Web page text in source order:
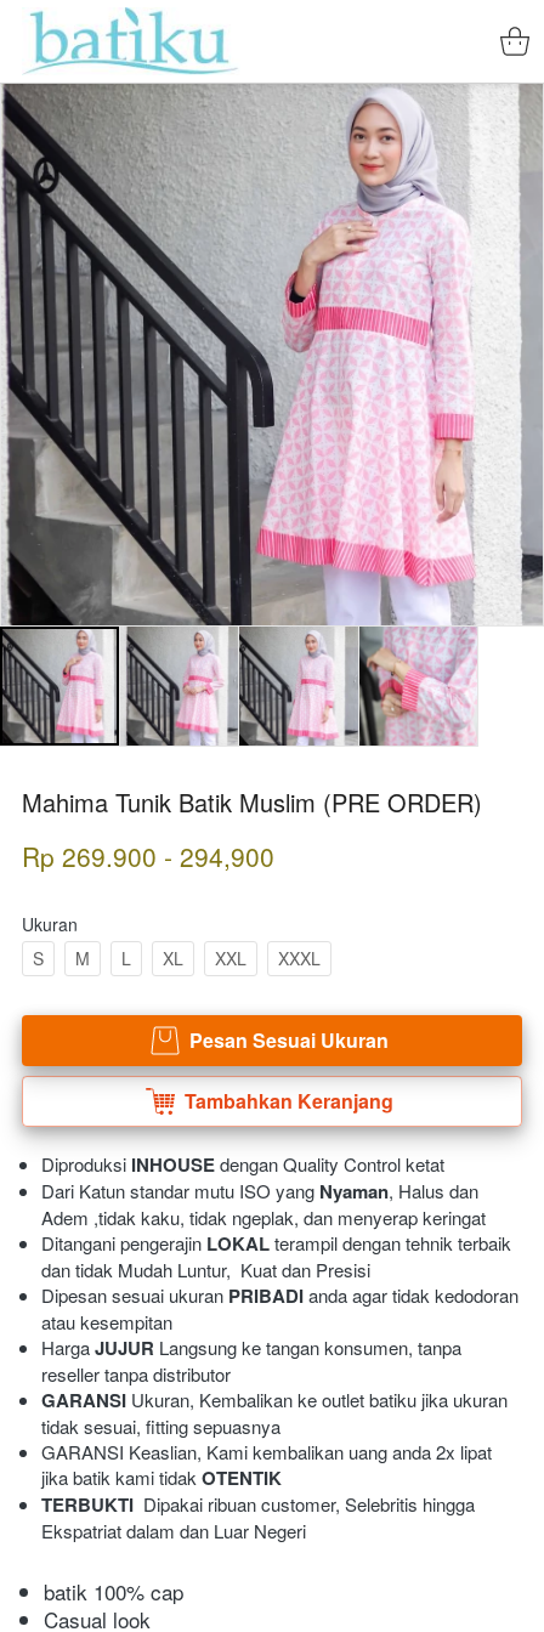
Mahima Tunik Batik Muslim (PRE ORDER)
Rp 269.900 - 294,900
Ukuran
S
M L XL XXL XXXL
` Pesan Sesuai Ukuran
` Tambahkan Keranjang
Diproduksi INHOUSE dengan Quality Control ketat
Dari Katun standar mutu ISO yang Nyaman, Halus dan
Adem ,tidak kaku, tidak ngeplak, dan menyerap keringat
Ditangani pengerajin LOKAL terampil dengan tehnik terbaik
dan tidak Mudah Luntur,  Kuat dan Presisi
Dipesan sesuai ukuran PRIBADI anda agar tidak kedodoran
atau kesempitan
Harga JUJUR Langsung ke tangan konsumen, tanpa
reseller tanpa distributor
GARANSI Ukuran, Kembalikan ke outlet batiku jika ukuran
tidak sesuai, fitting sepuasnya
GARANSI Keaslian, Kami kembalikan uang anda 2x lipat
jika batik kami tidak OTENTIK
TERBUKTI
  Dipakai ribuan customer, Selebritis hingga
Ekspatriat dalam dan Luar Negeri
batik 100% cap
Casual look